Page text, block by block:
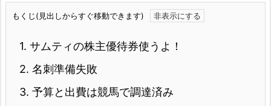
もくじ(見出しからすぐ移動できます)
1. サムティの株主優待券使うよ！
2. 名刺準備失敗
3. 予算と出費は競馬で調達済み